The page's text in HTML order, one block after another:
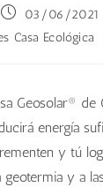
03/06/2021
Casa Ecológica
Geosolar® de
energía
y tú
geotermia y a